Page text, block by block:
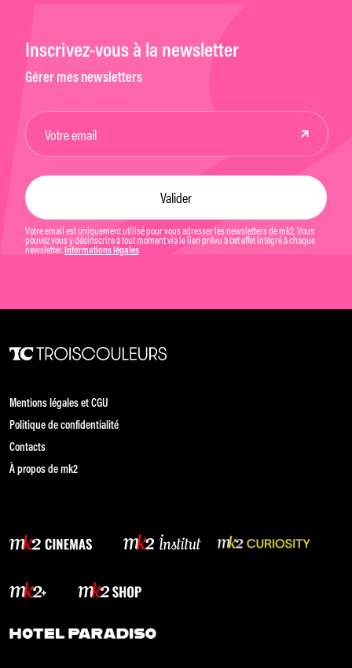
Inscrivez-vous à la newsletter
Gérer mes newsletters
Votre email est uniquement utilisé pour vous adresser les newsletters de mk2. Vous
pouvez vous y désinscrire à tout moment via le lien prévu à cet effet intégré à chaque
newsletter. Informations légales
Mentions légales et CGU
Politique de confidentialité
Contacts
À propos de mk2